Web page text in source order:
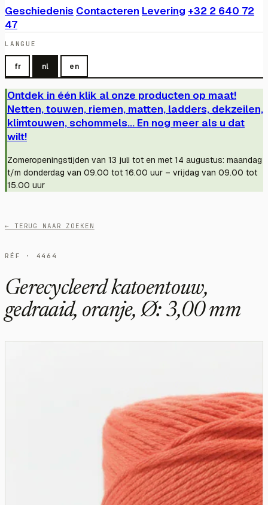
Geschiedenis Contacteren Levering +32 2 640 72
47
LANGUE
fr nl en
Ontdek in één klik al onze producten op maat!
Netten, touwen, riemen, matten, ladders, dekzeilen,
klimtouwen, schommels... En nog meer als u dat
wilt!
Zomeropeningstijden van 13 juli tot en met 14 augustus: maandag
t/m donderdag van 09.00 tot 16.00 uur – vrijdag van 09.00 tot
15.00 uur
← TERUG NAAR ZOEKEN
RÉF · 4464
Gerecycleerd katoentouw,
gedraaid, oranje, Ø: 3,00 mm